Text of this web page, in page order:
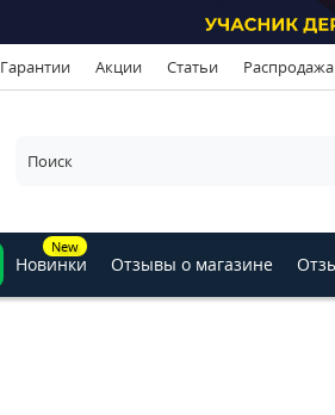
Гарантии Акции Статьи Распродажа
New
Новинки Отзывы о магазине